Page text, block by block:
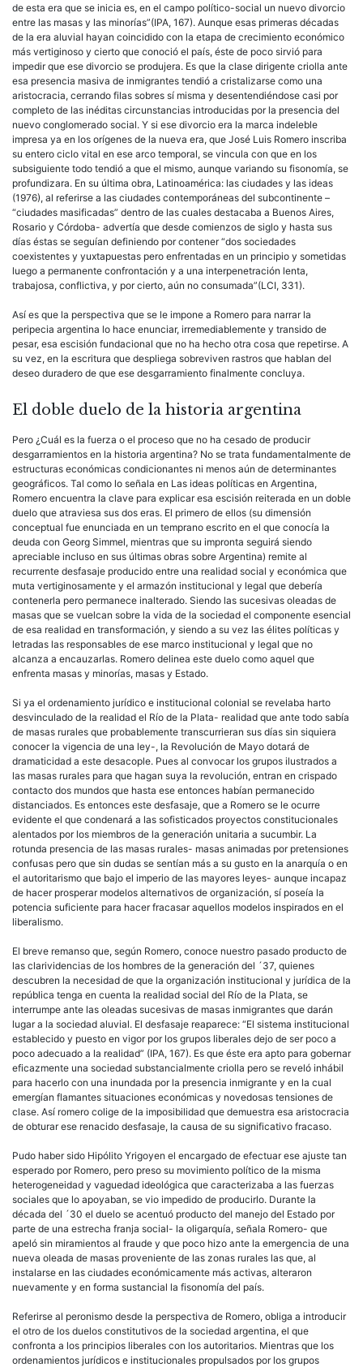
de esta era que se inicia es, en el campo político-social un nuevo divorcio
entre las masas y las minorías”(IPA, 167). Aunque esas primeras décadas
de la era aluvial hayan coincidido con la etapa de crecimiento económico
más vertiginoso y cierto que conoció el país, éste de poco sirvió para
impedir que ese divorcio se produjera. Es que la clase dirigente criolla ante
esa presencia masiva de inmigrantes tendió a cristalizarse como una
aristocracia, cerrando filas sobres sí misma y desentendiéndose casi por
completo de las inéditas circunstancias introducidas por la presencia del
nuevo conglomerado social. Y si ese divorcio era la marca indeleble
impresa ya en los orígenes de la nueva era, que José Luis Romero inscriba
su entero ciclo vital en ese arco temporal, se vincula con que en los
subsiguiente todo tendió a que el mismo, aunque variando su fisonomía, se
profundizara. En su última obra, Latinoamérica: las ciudades y las ideas
(1976), al referirse a las ciudades contemporáneas del subcontinente –
“ciudades masificadas” dentro de las cuales destacaba a Buenos Aires,
Rosario y Córdoba- advertía que desde comienzos de siglo y hasta sus
días éstas se seguían definiendo por contener “dos sociedades
coexistentes y yuxtapuestas pero enfrentadas en un principio y sometidas
luego a permanente confrontación y a una interpenetración lenta,
trabajosa, conflictiva, y por cierto, aún no consumada”(LCI, 331).
Así es que la perspectiva que se le impone a Romero para narrar la
peripecia argentina lo hace enunciar, irremediablemente y transido de
pesar, esa escisión fundacional que no ha hecho otra cosa que repetirse. A
su vez, en la escritura que despliega sobreviven rastros que hablan del
deseo duradero de que ese desgarramiento finalmente concluya.
El doble duelo de la historia argentina
Pero ¿Cuál es la fuerza o el proceso que no ha cesado de producir
desgarramientos en la historia argentina? No se trata fundamentalmente de
estructuras económicas condicionantes ni menos aún de determinantes
geográficos. Tal como lo señala en Las ideas políticas en Argentina,
Romero encuentra la clave para explicar esa escisión reiterada en un doble
duelo que atraviesa sus dos eras. El primero de ellos (su dimensión
conceptual fue enunciada en un temprano escrito en el que conocía la
deuda con Georg Simmel, mientras que su impronta seguirá siendo
apreciable incluso en sus últimas obras sobre Argentina) remite al
recurrente desfasaje producido entre una realidad social y económica que
muta vertiginosamente y el armazón institucional y legal que debería
contenerla pero permanece inalterado. Siendo las sucesivas oleadas de
masas que se vuelcan sobre la vida de la sociedad el componente esencial
de esa realidad en transformación, y siendo a su vez las élites políticas y
letradas las responsables de ese marco institucional y legal que no
alcanza a encauzarlas. Romero delinea este duelo como aquel que
enfrenta masas y minorías, masas y Estado.
Si ya el ordenamiento jurídico e institucional colonial se revelaba harto
desvinculado de la realidad el Río de la Plata- realidad que ante todo sabía
de masas rurales que probablemente transcurrieran sus días sin siquiera
conocer la vigencia de una ley-, la Revolución de Mayo dotará de
dramaticidad a este desacople. Pues al convocar los grupos ilustrados a
las masas rurales para que hagan suya la revolución, entran en crispado
contacto dos mundos que hasta ese entonces habían permanecido
distanciados. Es entonces este desfasaje, que a Romero se le ocurre
evidente el que condenará a las sofisticados proyectos constitucionales
alentados por los miembros de la generación unitaria a sucumbir. La
rotunda presencia de las masas rurales- masas animadas por pretensiones
confusas pero que sin dudas se sentían más a su gusto en la anarquía o en
el autoritarismo que bajo el imperio de las mayores leyes- aunque incapaz
de hacer prosperar modelos alternativos de organización, sí poseía la
potencia suficiente para hacer fracasar aquellos modelos inspirados en el
liberalismo.
El breve remanso que, según Romero, conoce nuestro pasado producto de
las clarividencias de los hombres de la generación del ´37, quienes
descubren la necesidad de que la organización institucional y jurídica de la
república tenga en cuenta la realidad social del Río de la Plata, se
interrumpe ante las oleadas sucesivas de masas inmigrantes que darán
lugar a la sociedad aluvial. El desfasaje reaparece: “El sistema institucional
establecido y puesto en vigor por los grupos liberales dejo de ser poco a
poco adecuado a la realidad” (IPA, 167). Es que éste era apto para gobernar
eficazmente una sociedad substancialmente criolla pero se reveló inhábil
para hacerlo con una inundada por la presencia inmigrante y en la cual
emergían flamantes situaciones económicas y novedosas tensiones de
clase. Así romero colige de la imposibilidad que demuestra esa aristocracia
de obturar ese renacido desfasaje, la causa de su significativo fracaso.
Pudo haber sido Hipólito Yrigoyen el encargado de efectuar ese ajuste tan
esperado por Romero, pero preso su movimiento político de la misma
heterogeneidad y vaguedad ideológica que caracterizaba a las fuerzas
sociales que lo apoyaban, se vio impedido de producirlo. Durante la
década del ´30 el duelo se acentuó producto del manejo del Estado por
parte de una estrecha franja social- la oligarquía, señala Romero- que
apeló sin miramientos al fraude y que poco hizo ante la emergencia de una
nueva oleada de masas proveniente de las zonas rurales las que, al
instalarse en las ciudades económicamente más activas, alteraron
nuevamente y en forma sustancial la fisonomía del país.
Referirse al peronismo desde la perspectiva de Romero, obliga a introducir
el otro de los duelos constitutivos de la sociedad argentina, el que
confronta a los principios liberales con los autoritarios. Mientras que los
ordenamientos jurídicos e institucionales propulsados por los grupos